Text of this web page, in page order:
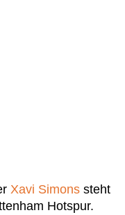
Xavi Simons steht
Hotspur.